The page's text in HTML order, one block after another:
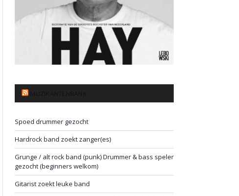
Spoed drummer gezocht
Hardrock band zoekt zanger(es)
Grunge / alt rock band (punk) Drummer & bass speler
gezocht (beginners welkom)
Gitarist zoekt leuke band